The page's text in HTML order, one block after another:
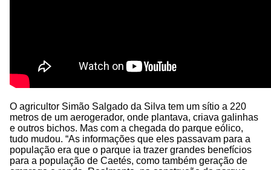
O agricultor Simão Salgado da Silva tem um sítio a 220
metros de um aerogerador, onde plantava, criava galinhas
e outros bichos. Mas com a chegada do parque eólico,
tudo mudou. “As informações que eles passavam para a
população era que o parque ia trazer grandes benefícios
para a população de Caetés, como também geração de